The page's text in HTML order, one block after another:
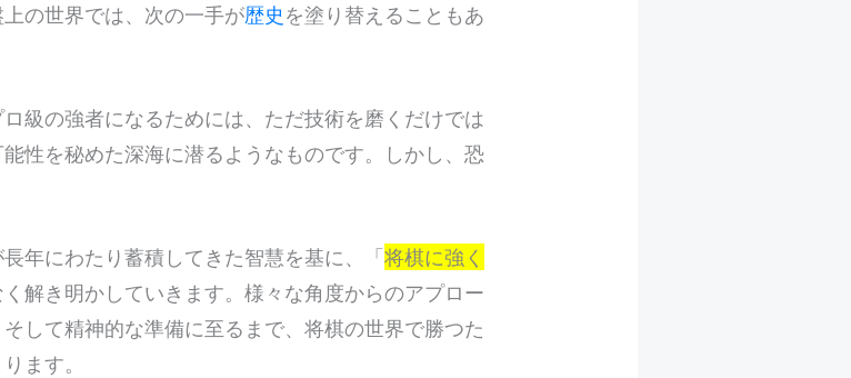
の世界では、次の一手が歴史 を塗り替えることもあ
級の強者になるためには、ただ技術を磨くだけでは
性を秘めた深海に潜るようなものです。しかし、恐
年にわたり蓄積してきた智慧を基に、「将棋に強く
く解き明かしていきます。様々な角度からのアプロー
して精神的な準備に至るまで、将棋の世界で勝つた
ます。